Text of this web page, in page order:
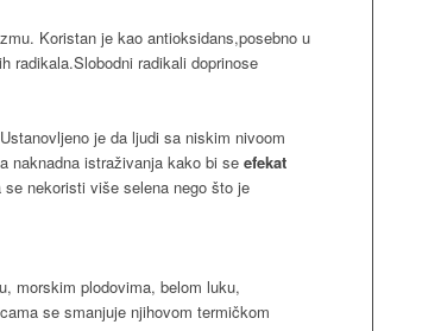
Koristan je kao antioksidans,posebno u
radikala.Slobodni radikali doprinose
je da ljudi sa niskim nivoom
naknadna istraživanja kako bi se efekat
nekoristi više selena nego što je
morskim plodovima, belom luku,
se smanjuje njihovom termičkom